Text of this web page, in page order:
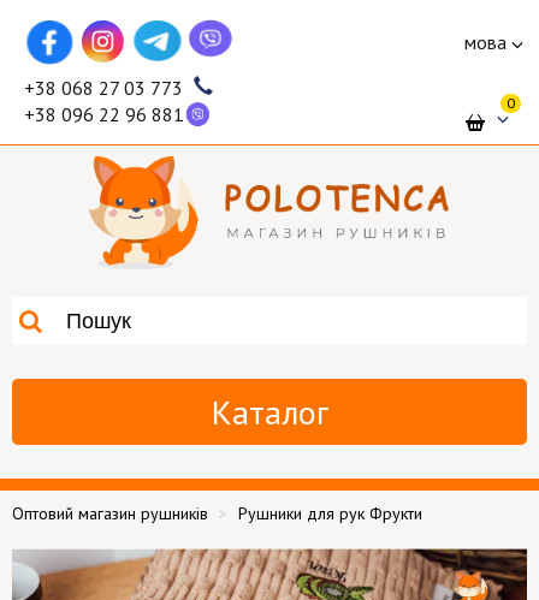
мова
+38 068 27 03 773
+38 096 22 96 881
0
Каталог
Оптовий магазин рушників Рушники для рук Фрукти